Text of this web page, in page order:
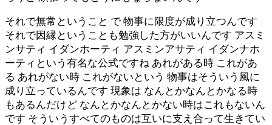
それで無常ということ で 物事に限度が成り立つんです
それで因縁ということも勉強した方がいいんです アスミ
ンサティ イダンホーティ アスミンアサティ イダンナホ
ーティという有名な公式ですね あれがある時 これがあ
る あれがない時 これがないという 物事はそういう風に
成り立っているんです 現象は なんとかなんとかなる時
もあるんだけど なんとかなんとかない時はこれもないん
です そういうすべてのものは互いに支え合って生きてい